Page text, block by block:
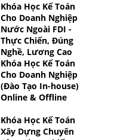
Khóa Học Kế Toán
Cho Doanh Nghiệp
Nước Ngoài FDI -
Thực Chiến, Đúng
Nghề, Lương Cao
Khóa Học Kế Toán
Cho Doanh Nghiệp
(Đào Tạo In-house)
Online & Offline
Khóa Học Kế Toán
Xây Dựng Chuyên